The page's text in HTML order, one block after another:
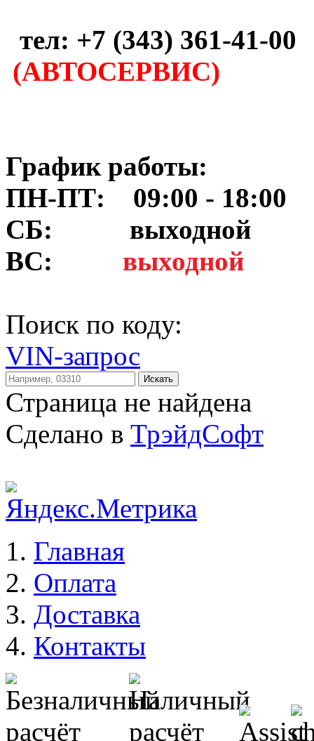
тел: +7 (343) 361-41-00
(АВТОСЕРВИС)
График работы:
ПН-ПТ: 09:00 - 18:00
СБ:
выходной
ВС: выходной
Поиск по коду:
VIN-запрос
Искать
Страница не найдена
Сделано в ТрэйдСофт
Главная
Оплата
Доставка
Контакты